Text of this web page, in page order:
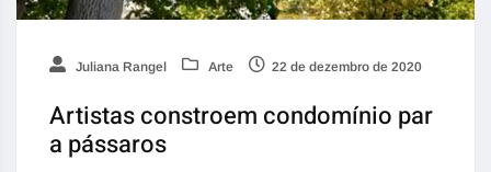
Juliana Rangel Arte 22 de dezembro de 2020
Artistas constroem condomínio par
a pássaros